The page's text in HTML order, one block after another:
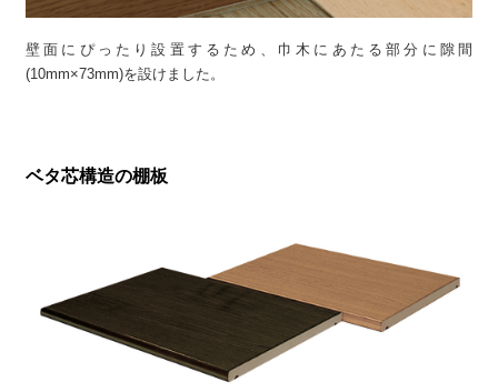
壁面にぴったり設置するため、巾木にあたる部分に隙間
(10mm×73mm)を設けました。
ベタ芯構造の棚板